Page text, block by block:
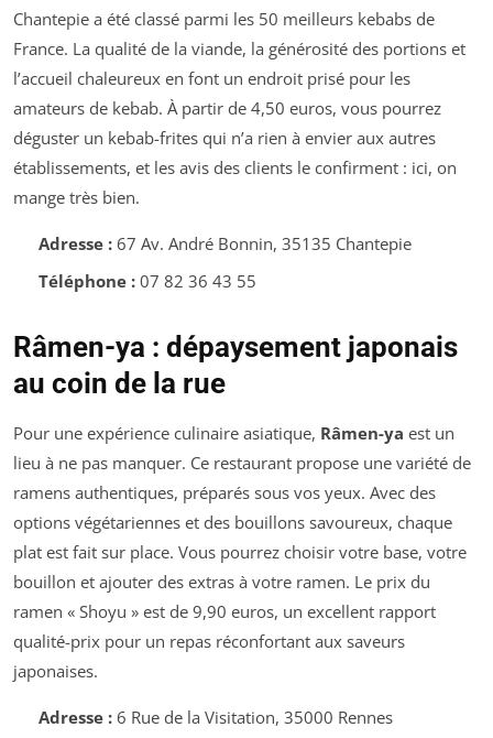
Chantepie a été classé parmi les 50 meilleurs kebabs de
France. La qualité de la viande, la générosité des portions et
l’accueil chaleureux en font un endroit prisé pour les
amateurs de kebab. À partir de 4,50 euros, vous pourrez
déguster un kebab-frites qui n’a rien à envier aux autres
établissements, et les avis des clients le confirment : ici, on
mange très bien.
Adresse :67 Av. André Bonnin, 35135 Chantepie
Téléphone :07 82 36 43 55
Râmen-ya : dépaysement japonais
au coin de la rue
Pour une expérience culinaire asiatique, Râmen-ya est un
lieu à ne pas manquer. Ce restaurant propose une variété de
ramens authentiques, préparés sous vos yeux. Avec des
options végétariennes et des bouillons savoureux, chaque
plat est fait sur place. Vous pourrez choisir votre base, votre
bouillon et ajouter des extras à votre ramen. Le prix du
ramen « Shoyu » est de 9,90 euros, un excellent rapport
qualité-prix pour un repas réconfortant aux saveurs
japonaises.
Adresse :6 Rue de la Visitation, 35000 Rennes